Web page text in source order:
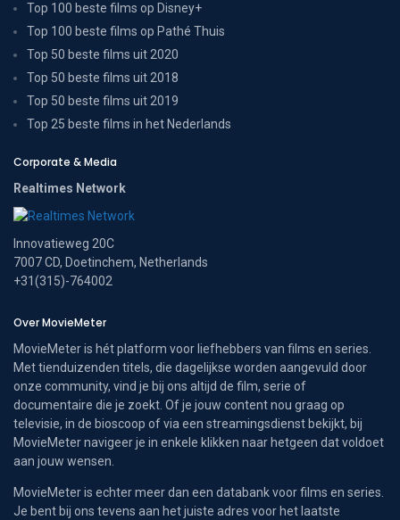
Top 100 beste films op Disney+
Top 100 beste films op Pathé Thuis
Top 50 beste films uit 2020
Top 50 beste films uit 2018
Top 50 beste films uit 2019
Top 25 beste films in het Nederlands
Corporate & Media
Realtimes Network
Innovatieweg 20C
7007 CD, Doetinchem, Netherlands
+31(315)-764002
Over MovieMeter
MovieMeter is hét platform voor liefhebbers van films en series.
Met tienduizenden titels, die dagelijkse worden aangevuld door
onze community, vind je bij ons altijd de film, serie of
documentaire die je zoekt. Of je jouw content nou graag op
televisie, in de bioscoop of via een streamingsdienst bekijkt, bij
MovieMeter navigeer je in enkele klikken naar hetgeen dat voldoet
aan jouw wensen.
MovieMeter is echter meer dan een databank voor films en series.
Je bent bij ons tevens aan het juiste adres voor het laatste